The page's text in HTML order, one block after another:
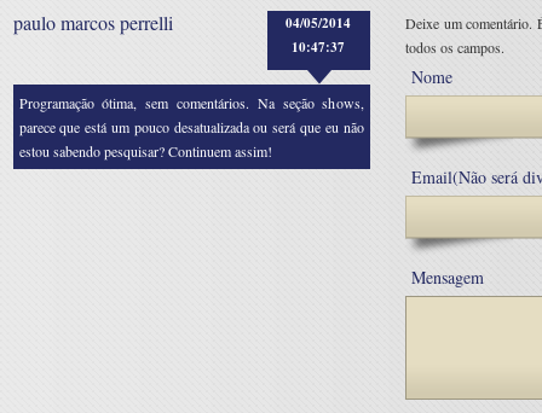
paulo marcos perrelli
04/05/2014
10:47:37
Programação ótima, sem comentários. Na seção shows,
parece que está um pouco desatualizada ou será que eu não
estou sabendo pesquisar? Continuem assim!
Deixe um comentário.
todos os campos.
Nome
Email(Não será
Mensagem